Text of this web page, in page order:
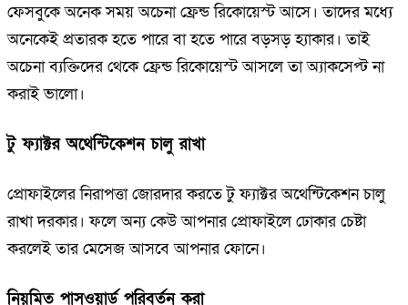
ফেসবুকে অনেক সময় অচেনা ফ্রেন্ড রিকোয়েস্ট আসে। তাদের মধ্যে
অনেকেই প্রতারক হতে পারে বা হতে পারে বড়সড় হ্যাকার। তাই
অচেনা ব্যক্তিদের থেকে ফ্রেন্ড রিকোয়েস্ট আসলে তা অ্যাকসেপ্ট না
করাই ভালো।
টু ফ্যাক্টর অথেন্টিকেশন চালু রাখা
প্রোফাইলের নিরাপত্তা জোরদার করতে টু ফ্যাক্টর অথেন্টিকেশন চালু
রাখা দরকার। ফলে অন্য কেউ আপনার প্রোফাইলে ঢোকার চেষ্টা
করলেই তার মেসেজ আসবে আপনার ফোনে।
​নিয়মিত পাসওয়ার্ড পরিবর্তন করা